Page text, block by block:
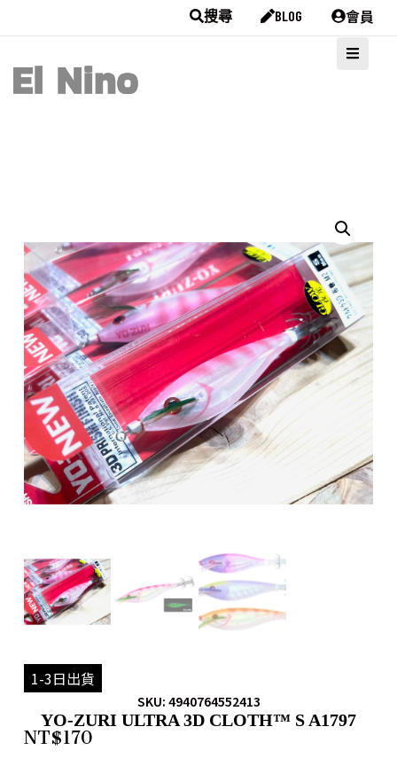
搜尋 BLOG 會員
1-3日出貨
SKU: 4940764552413
YO-ZURI ULTRA 3D CLOTH™ S A1797
NT$170